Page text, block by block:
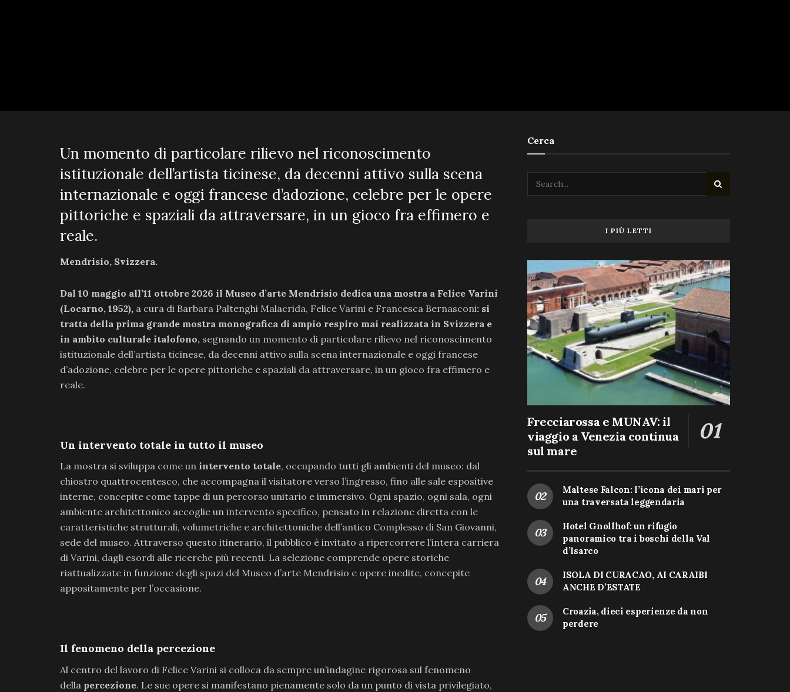
Un momento di particolare rilievo nel riconoscimento
istituzionale dell’artista ticinese, da decenni attivo sulla scena
internazionale e oggi francese d’adozione, celebre per le opere
pittoriche e spaziali da attraversare, in un gioco fra effimero e
reale.
Mendrisio, Svizzera.
Dal 10 maggio all’11 ottobre 2026 il Museo d’arte Mendrisio dedica una mostra a Felice Varini
(Locarno, 1952), a cura di Barbara Paltenghi Malacrida, Felice Varini e Francesca Bernasconi: si
tratta della prima grande mostra monografica di ampio respiro mai realizzata in Svizzera e
in ambito culturale italofono, segnando un momento di particolare rilievo nel riconoscimento
istituzionale dell’artista ticinese, da decenni attivo sulla scena internazionale e oggi francese
d’adozione, celebre per le opere pittoriche e spaziali da attraversare, in un gioco fra effimero e
reale.
Un intervento totale in tutto il museo
La mostra si sviluppa come un intervento totale, occupando tutti gli ambienti del museo: dal
chiostro quattrocentesco, che accompagna il visitatore verso l’ingresso, fino alle sale espositive
interne, concepite come tappe di un percorso unitario e immersivo. Ogni spazio, ogni sala, ogni
ambiente architettonico accoglie un intervento specifico, pensato in relazione diretta con le
caratteristiche strutturali, volumetriche e architettoniche dell’antico Complesso di San Giovanni,
sede del museo. Attraverso questo itinerario, il pubblico è invitato a ripercorrere l’intera carriera
di Varini, dagli esordi alle ricerche più recenti. La selezione comprende opere storiche
riattualizzate in funzione degli spazi del Museo d’arte Mendrisio e opere inedite, concepite
appositamente per l’occasione.
Il fenomeno della percezione
Al centro del lavoro di Felice Varini si colloca da sempre un’indagine rigorosa sul fenomeno
della percezione. Le sue opere si manifestano pienamente solo da un punto di vista privilegiato,
Cerca
I PIÙ LETTI
Frecciarossa e MUNAV: il
viaggio a Venezia continua
sul mare
Maltese Falcon: l’icona dei mari per
una traversata leggendaria
Hotel Gnollhof: un rifugio
panoramico tra i boschi della Val
d’Isarco
ISOLA DI CURACAO, AI CARAIBI
ANCHE D’ESTATE
Croazia, dieci esperienze da non
perdere